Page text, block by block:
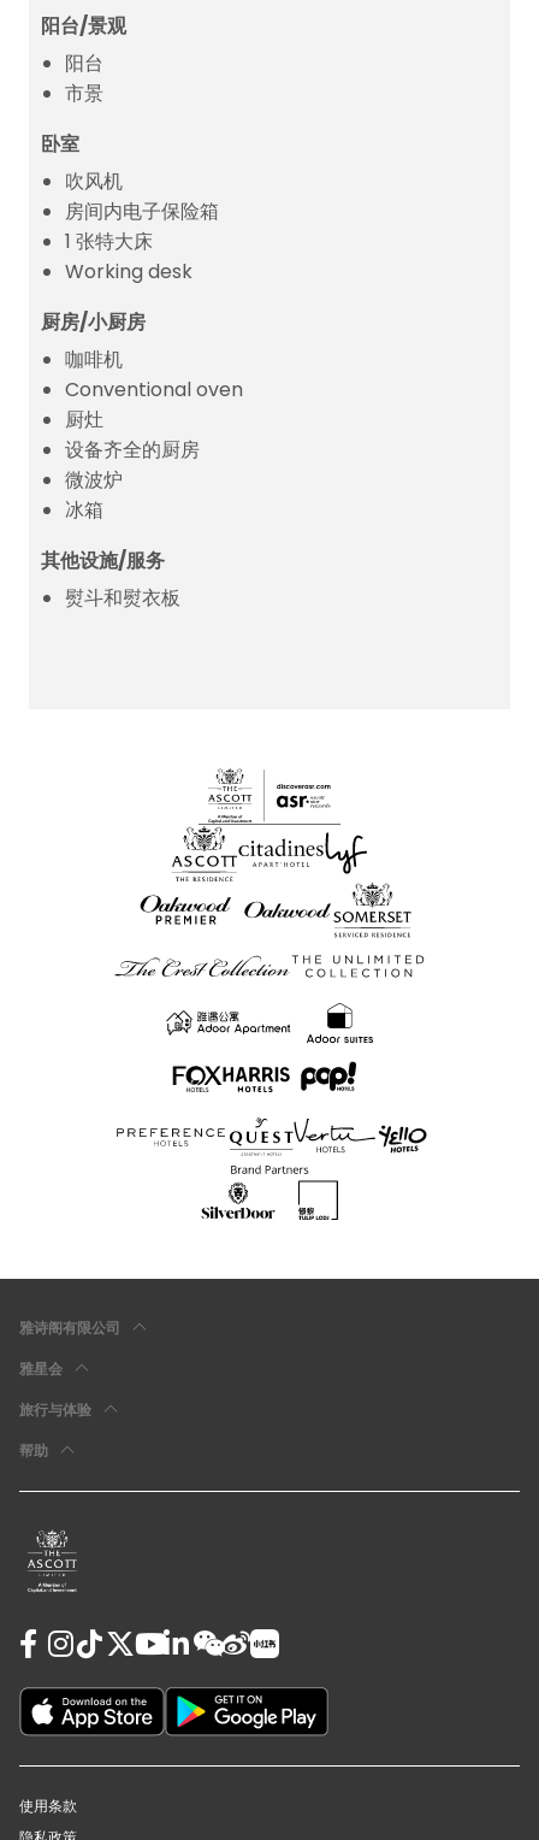
阳台/景观
阳台
市景
卧室
吹风机
房间内电子保险箱
1 张特大床
Working desk
厨房/小厨房
咖啡机
Conventional oven
厨灶
设备齐全的厨房
微波炉
冰箱
其他设施/服务
熨斗和熨衣板
雅诗阁有限公司
雅星会
旅行与体验
帮助
使用条款